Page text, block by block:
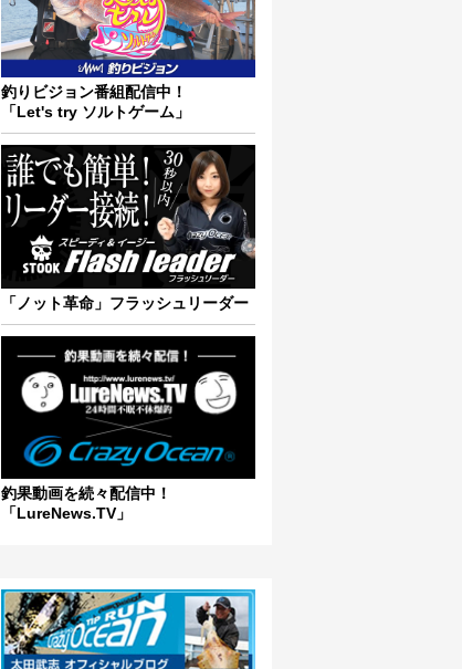
釣りビジョン番組配信中！
「Let's try ソルトゲーム」
「ノット革命」フラッシュリーダー
釣果動画を続々配信中！
「LureNews.TV」